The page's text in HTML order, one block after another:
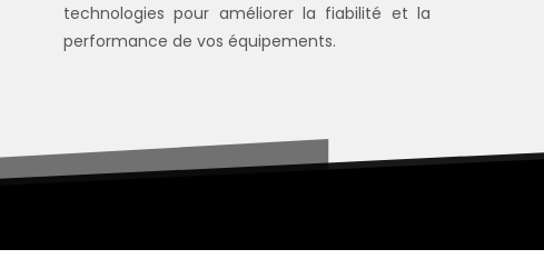
technologies pour améliorer la fiabilité et la
performance de vos équipements.